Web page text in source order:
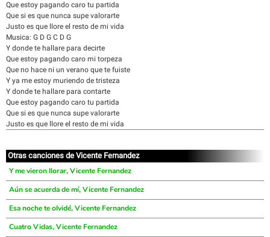
Que estoy pagando caro tu partida
Que si es que nunca supe valorarte
Justo es que llore el resto de mi vida
Musica: G D G C D G
Y donde te hallare para decirte
Que estoy pagando caro mi torpeza
Que no hace ni un verano que te fuiste
Y ya me estoy muriendo de tristeza
Y donde te hallare para contarte
Que estoy pagando caro tu partida
Que si es que nunca supe valorarte
Justo es que llore el resto de mi vida
Otras canciones de Vicente Fernandez
Y me vieron llorar, Vicente Fernandez
Aún se acuerda de mí, Vicente Fernandez
Esa noche te olvidé, Vicente Fernandez
Cuatro Vidas, Vicente Fernandez